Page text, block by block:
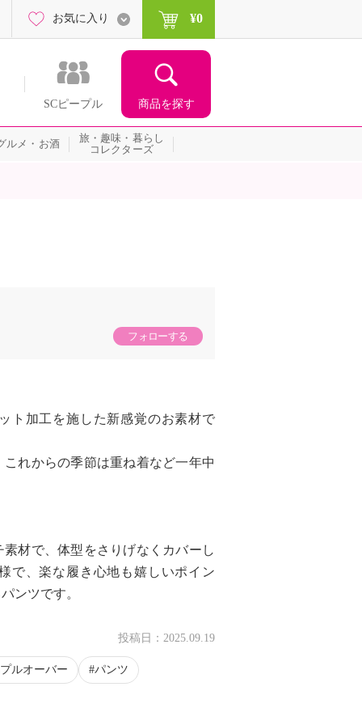
SCピープル 商品を探す
お気に入り ¥0
ルメ・お酒
旅・趣味・暮らし
コレクターズ
フォローする
ト加工を施した新感覚のお素材で
れからの季節は重ね着など一年中
材で、体型をさりげなくカバーし
で、楽な履き心地も嬉しいポイン
ンツです。
投稿日： 2025.09.19
プルオーバー パンツ